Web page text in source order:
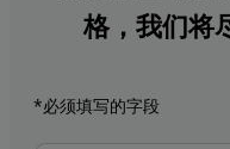
格，我们将
*必须填写的字段